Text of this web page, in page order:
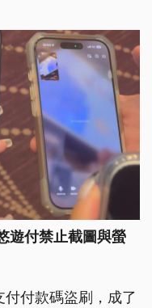
遊付禁止截圖與螢
付款碼盜刷，成了